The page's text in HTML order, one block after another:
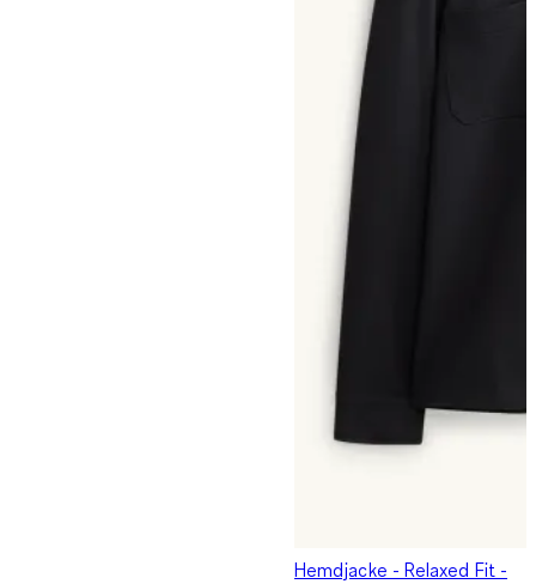
Hemdjacke - Relaxed Fit -